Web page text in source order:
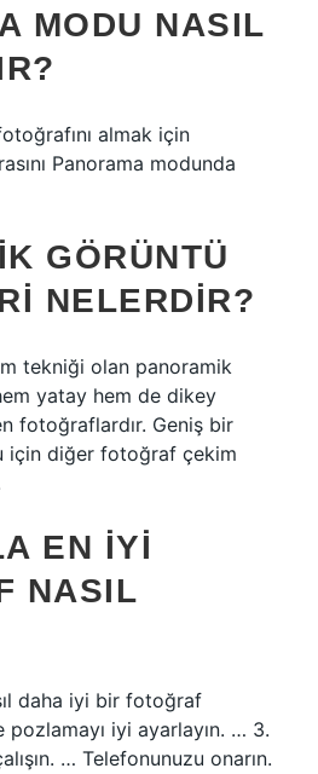
MODU NASIL
almak için
Panorama modunda
GÖRÜNTÜ
NELERDIR?
tekniği olan panoramik
yatay hem de dikey
fotoğraflardır. Geniş bir
için diğer fotoğraf çekim
EN IYI
NASIL
daha iyi bir fotoğraf
pozlamayı iyi ayarlayın. … 3.
… Telefonunuzu onarın.